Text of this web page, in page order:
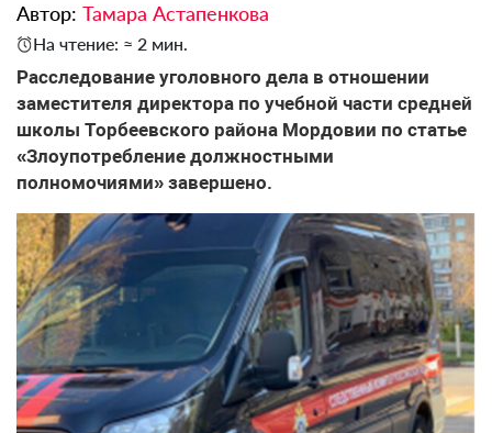
Автор: Тамара Астапенкова
На чтение: ≈ 2 мин.
Расследование уголовного дела в отношении
заместителя директора по учебной части средней
школы Торбеевского района Мордовии по статье
«Злоупотребление должностными
полномочиями» завершено.